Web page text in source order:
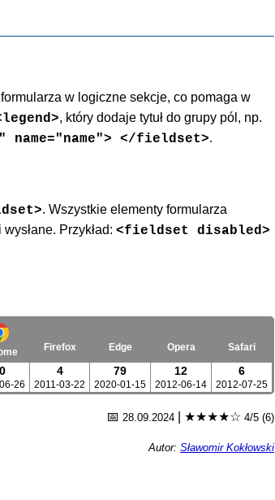
w logiczne sekcje, co pomaga w
, który dodaje tytuł do grupy pól, np.
name="name"> </fieldset>.
. Wszystkie elementy formularza
Przykład: <fieldset disabled>
Firefox Edge Opera Safari
26
4
2011-03-22
79
2020-01-15
12
2012-06-14
6
2012-07-25
📅 28.09.2024 ★★★★☆ 4/5 (6)
Autor: Sławomir Kokłowski